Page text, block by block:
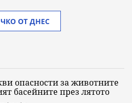
ОТ ДНЕС
опасности за животните
басейните през лятото